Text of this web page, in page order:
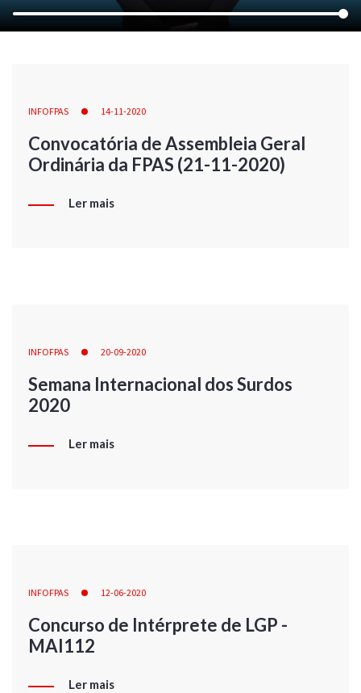
INFOFPAS 14-11-2020
Convocatória de Assembleia Geral
Ordinária da FPAS (21-11-2020)
Ler mais
INFOFPAS 20-09-2020
Semana Internacional dos Surdos
2020
Ler mais
INFOFPAS 12-06-2020
Concurso de Intérprete de LGP -
MAI112
Ler mais